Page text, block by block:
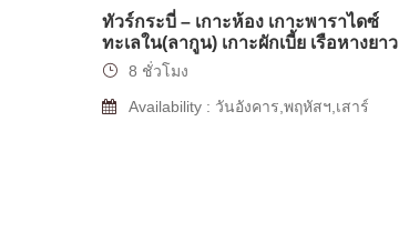
ทัวร์กระบี่ – เกาะห้อง เกาะพาราไดซ์
ทะเลใน(ลากูน) เกาะผักเบี้ย เรือหางยาว
8 ชั่วโมง
Availability : วันอังคาร,พฤหัสฯ,เสาร์